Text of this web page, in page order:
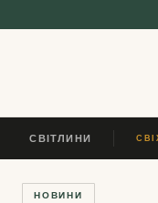
СВІТЛИНИ
НОВИНИ